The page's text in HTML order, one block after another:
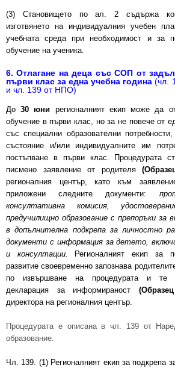
(3) Становището по ал. 2 съдържа
изготвянето на индивидуалния учебен
учебната среда при необходимост и за
обучение на ученика.
6. Отлагане на деца със СОП от
първи клас за една учебна година(чл.
и чл. 139 от НПО)
До30 юни регионалният екип може да
обучение в първи клас, но за не повече от
със специални образователни
състояние и/или индивидуалните им
постъпване в първи клас. Процедурата
писмено заявление от родителя
регионалния център, като към
приложени следните документи:
консултативна комисия,
предучилищно образование с препоръки
в допълнителна подкрепа за личностно
документи с информация за детето,
и консултации.
Регионалният екип за
развитие своевременно запознава
по извършване на процедурата и те
декларация за информираност
директора на регионалния център.
Процедурата е описана в чл. 139 от
образование.
Чл. 139. (1) Регионалният екип за подкрепа